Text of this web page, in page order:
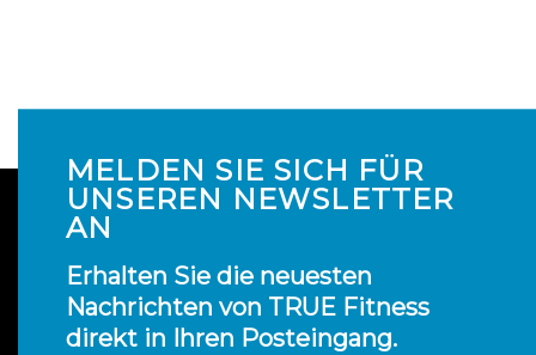
MELDEN SIE SICH FÜR
UNSEREN NEWSLETTER
AN
Erhalten Sie die neuesten
Nachrichten von TRUE Fitness
direkt in Ihren Posteingang.